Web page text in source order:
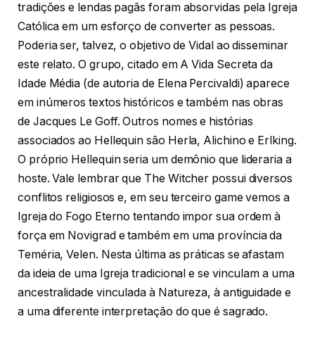
tradições e lendas pagãs foram absorvidas pela Igreja
Católica em um esforço de converter as pessoas.
Poderia ser, talvez, o objetivo de Vidal ao disseminar
este relato. O grupo, citado em A Vida Secreta da
Idade Média (de autoria de Elena Percivaldi) aparece
em inúmeros textos históricos e também nas obras
de Jacques Le Goff. Outros nomes e histórias
associados ao Hellequin são Herla, Alichino e Erlking.
O próprio Hellequin seria um demônio que lideraria a
hoste. Vale lembrar que The Witcher possui diversos
conflitos religiosos e, em seu terceiro game vemos a
Igreja do Fogo Eterno tentando impor sua ordem à
força em Novigrad e também em uma província da
Teméria, Velen. Nesta última as práticas se afastam
da ideia de uma Igreja tradicional e se vinculam a uma
ancestralidade vinculada à Natureza, à antiguidade e
a uma diferente interpretação do que é sagrado.